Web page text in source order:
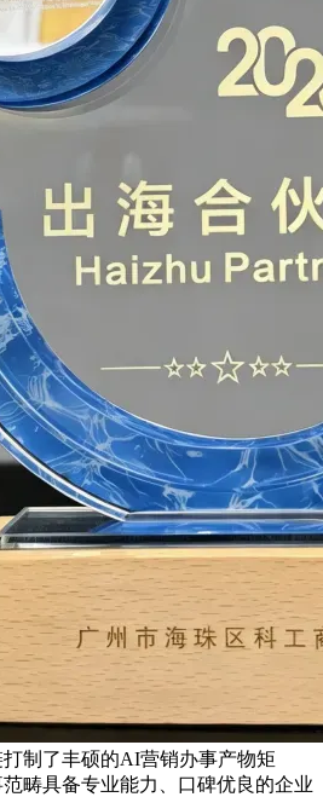
制了丰硕的AI营销办事产物矩
畴具备专业能力、口碑优良的企业